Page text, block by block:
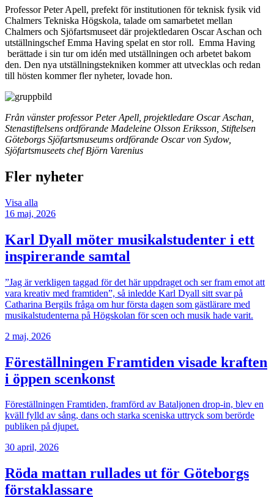
Professor Peter Apell, prefekt för institutionen för teknisk fysik vid
Chalmers Tekniska Högskola, talade om samarbetet mellan
Chalmers och Sjöfartsmuseet där projektledaren Oscar Aschan och
utställningschef Emma Having spelat en stor roll. Emma Having
berättade i sin tur om idén med utställningen och arbetet bakom
den. Den nya utställningstekniken kommer att utvecklas och redan
till hösten kommer fler nyheter, lovade hon.
Från vänster professor Peter Apell, projektledare Oscar Aschan,
Stenastiftelsens ordförande Madeleine Olsson Eriksson, Stiftelsen
Göteborgs Sjöfartsmuseums ordförande Oscar von Sydow,
Sjöfartsmuseets chef Björn Varenius
Fler nyheter
Visa alla
16 maj, 2026
Karl Dyall möter musikalstudenter i ett
inspirerande samtal
”Jag är verkligen taggad för det här uppdraget och ser fram emot att
vara kreativ med framtiden”, så inledde Karl Dyall sitt svar på
Catharina Bergils fråga om hur första dagen som gästlärare med
musikalstudenterna på Högskolan för scen och musik hade varit.
2 maj, 2026
Föreställningen Framtiden visade kraften
i öppen scenkonst
Föreställningen Framtiden, framförd av Bataljonen drop-in, blev en
kväll fylld av sång, dans och starka sceniska uttryck som berörde
publiken på djupet.
30 april, 2026
Röda mattan rullades ut för Göteborgs
förstaklassare